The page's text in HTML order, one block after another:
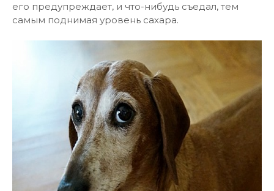
его предупреждает, и что-нибудь съедал, тем
самым поднимая уровень сахара.